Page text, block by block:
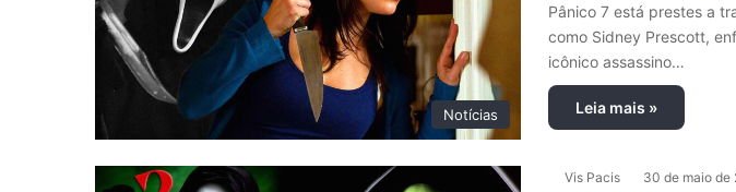
Notícias
Pânico 7 está prestes a
como Sidney Prescott,
icônico assassino…
Leia mais »
Vis Pacis 30 de maio de